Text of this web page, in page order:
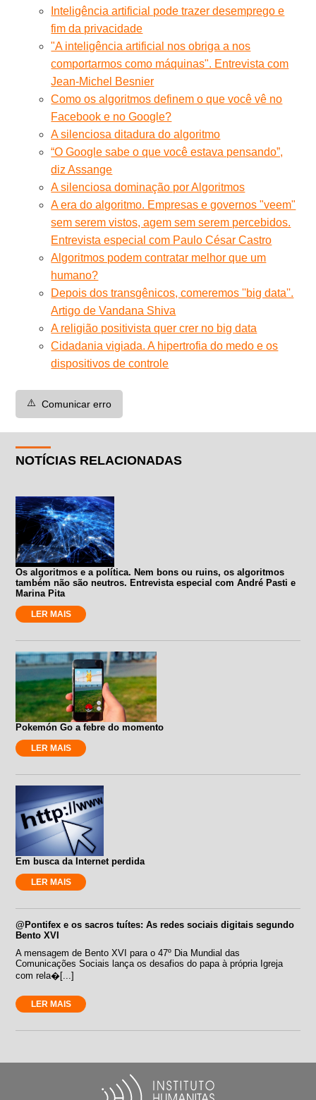
Inteligência artificial pode trazer desemprego e
fim da privacidade
"A inteligência artificial nos obriga a nos
comportarmos como máquinas". Entrevista com
Jean-Michel Besnier
Como os algoritmos definem o que você vê no
Facebook e no Google?
A silenciosa ditadura do algoritmo
“O Google sabe o que você estava pensando”,
diz Assange
A silenciosa dominação por Algoritmos
A era do algoritmo. Empresas e governos "veem"
sem serem vistos, agem sem serem percebidos.
Entrevista especial com Paulo César Castro
Algoritmos podem contratar melhor que um
humano?
Depois dos transgênicos, comeremos ''big data''.
Artigo de Vandana Shiva
A religião positivista quer crer no big data
Cidadania vigiada. A hipertrofia do medo e os
dispositivos de controle
⚠️ Comunicar erro
NOTÍCIAS RELACIONADAS
Os algoritmos e a política. Nem bons ou ruins, os algoritmos
também não são neutros. Entrevista especial com André Pasti e
Marina Pita
LER MAIS
Pokemón Go a febre do momento
LER MAIS
Em busca da Internet perdida
LER MAIS
@Pontifex e os sacros tuítes: As redes sociais digitais segundo
Bento XVI
A mensagem de Bento XVI para o 47º Dia Mundial das
Comunicações Sociais lança os desafios do papa à própria Igreja
com rela�[...]
LER MAIS